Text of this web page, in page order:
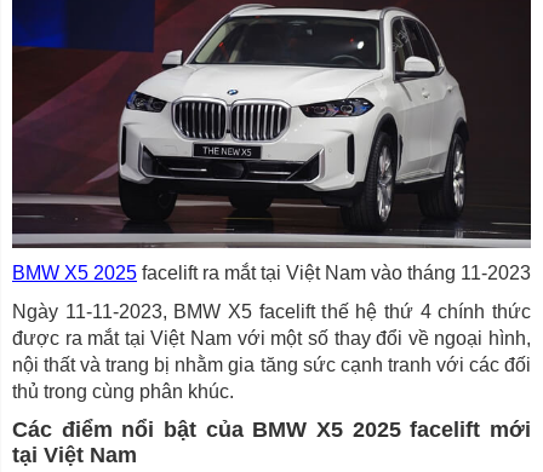
BMW X5 2025 facelift ra mắt tại Việt Nam vào tháng 11-2023
Ngày 11-11-2023, BMW X5 facelift thế hệ thứ 4 chính thức
được ra mắt tại Việt Nam với một số thay đổi về ngoại hình,
nội thất và trang bị nhằm gia tăng sức cạnh tranh với các đối
thủ trong cùng phân khúc.
Các điểm nổi bật của BMW X5 2025 facelift mới
tại Việt Nam